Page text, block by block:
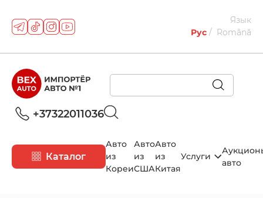
Язык
Рус
Română
+37322011036
Каталог
Авто
из
Кореи
Авто
из
США
Авто
из
Китая
Услуги
авто